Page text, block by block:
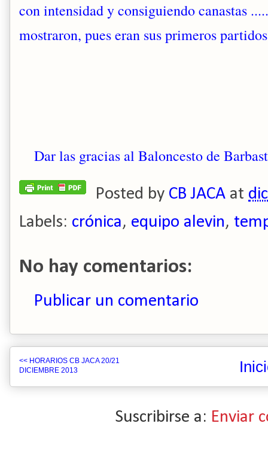
con intensidad y consiguiendo canastas
mostraron, pues eran sus primeros
Dar las gracias al Baloncesto de
Posted by CB JACA at
Labels: crónica, equipo alevin,
No hay comentarios:
Publicar un comentario
<< HORARIOS CB JACA 20/21
DICIEMBRE 2013
Suscribirse a: Enviar